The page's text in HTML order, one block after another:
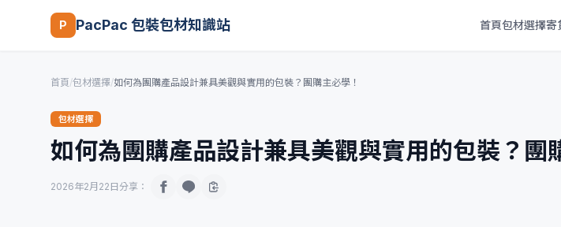
P PacPac 包裝包材知識站 首頁包材選擇寄
首頁/包材選擇/如何為團購產品設計兼具美觀與實用的包裝？團購主必學！
包材選擇
如何為團購產品設計兼具美觀與實用的包裝？團
2026年2月22日 分享：